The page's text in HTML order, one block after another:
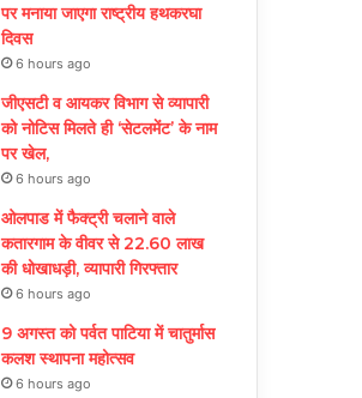
पर मनाया जाएगा राष्ट्रीय हथकरघा
दिवस
6 hours ago
जीएसटी व आयकर विभाग से व्यापारी
को नोटिस मिलते ही ‘सेटलमेंट’ के नाम
पर खेल,
6 hours ago
ओलपाड में फैक्ट्री चलाने वाले
कतारगाम के वीवर से 22.60 लाख
की धोखाधड़ी, व्यापारी गिरफ्तार
6 hours ago
9 अगस्त को पर्वत पाटिया में चातुर्मास
कलश स्थापना महोत्सव
6 hours ago